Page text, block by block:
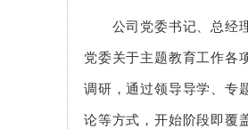
公司党委书记、总经理
党委关于主题教育工作各
调研，通过领导导学、专
论等方式，开始阶段即覆